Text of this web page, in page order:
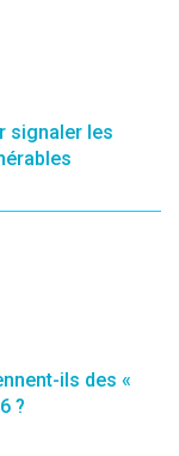
signaler les
ils des «
?